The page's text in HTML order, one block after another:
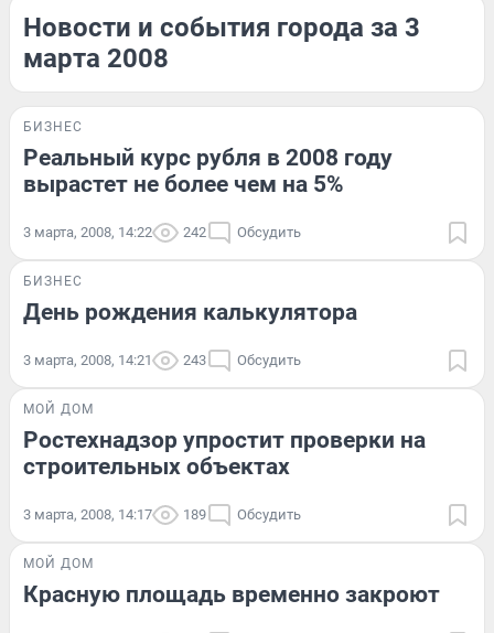
Новости и события города за 3
марта 2008
БИЗНЕС
Реальный курс рубля в 2008 году
вырастет не более чем на 5%
3 марта, 2008, 14:22 242 Обсудить
БИЗНЕС
День рождения калькулятора
3 марта, 2008, 14:21 243 Обсудить
МОЙ ДОМ
Ростехнадзор упростит проверки на
строительных объектах
3 марта, 2008, 14:17 189 Обсудить
МОЙ ДОМ
Красную площадь временно закроют